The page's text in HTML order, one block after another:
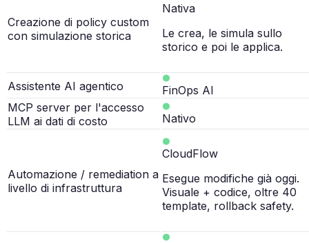
Creazione di policy custom
con simulazione storica
Nativa
Le crea, le simula sullo
storico e poi le applica.
Assistente AI agentico
FinOps AI
MCP server per l'accesso
LLM ai dati di costo
Nativo
Automazione / remediation a
livello di infrastruttura
CloudFlow
Esegue modifiche già oggi.
Visuale + codice, oltre 40
template, rollback safety.